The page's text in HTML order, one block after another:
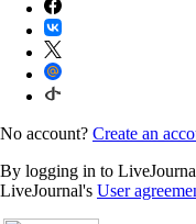
No account? Create an
By logging in to
LiveJournal's User